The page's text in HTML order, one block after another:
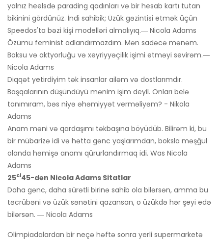
yalnız heelsdə parading qadınları və bir hesab kartı tutan
bikinini gördünüz. İndi sahibik; Üzük gəzintisi etmək üçün
Speedos'ta bəzi kişi modelləri almalıyıq.― Nicola Adams
Özümü feminist adlandırmazdım. Mən sadəcə mənəm.
Boksu və aktyorluğu və xeyriyyəçilik işimi etməyi sevirəm.―
Nicola Adams
Diqqət yetirdiyim tək insanlar ailəm və dostlarımdır.
Başqalarının düşündüyü mənim işim deyil. Onları belə
tanımıram, bəs niyə əhəmiyyət verməliyəm? - Nikola
Adams
Anam məni və qardaşımı təkbaşına böyüdüb. Bilirəm ki, bu
bir mübarizə idi və hətta gənc yaşlarımdan, boksla məşğul
olanda həmişə anamı qürurlandırmaq idi. Was Nicola
Adams
25ci45-dən Nicola Adams Sitatlar
Daha gənc, daha sürətli birinə sahib ola bilərsən, amma bu
təcrübəni və üzük sənətini qazansan, o üzükdə hər şeyi edə
bilərsən. ― Nicola Adams
Olimpiadalardan bir neçə həftə sonra yerli supermarketə